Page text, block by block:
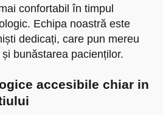
confortabil în timpul
Echipa noastră este
dedicați, care pun mereu
bunăstarea pacienților.
accesibile chiar in